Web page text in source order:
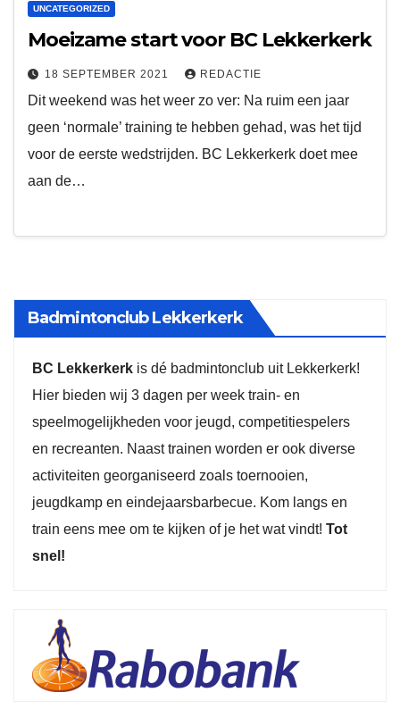
UNCATEGORIZED
Moeizame start voor BC Lekkerkerk
18 SEPTEMBER 2021 REDACTIE
Dit weekend was het weer zo ver: Na ruim een jaar
geen ‘normale’ training te hebben gehad, was het tijd
voor de eerste wedstrijden. BC Lekkerkerk doet mee
aan de…
Badmintonclub Lekkerkerk
BC Lekkerkerk is dé badmintonclub uit Lekkerkerk!
Hier bieden wij 3 dagen per week train- en
speelmogelijkheden voor jeugd, competitiespelers
en recreanten. Naast trainen worden er ook diverse
activiteiten georganiseerd zoals toernooien,
jeugdkamp en eindejaarsbarbecue. Kom langs en
train eens mee om te kijken of je het wat vindt! Tot
snel!